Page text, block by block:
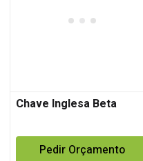
Chave Inglesa Beta
Pedir Orçamento